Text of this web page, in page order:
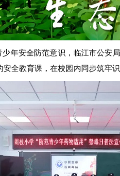
安全防范意识，临江市公安
全教育课，在校园内同步筑牢识